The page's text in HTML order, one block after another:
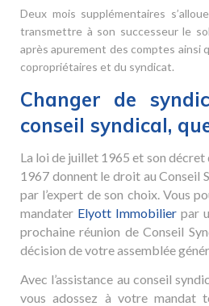
Deux mois supplémentaires
transmettre à son successeur le
après apurement des comptes ainsi
copropriétaires et du syndicat.
Changer de
conseil syndical,
La loi de juillet 1965 et son décret
1967 donnent le droit au Conseil
par l’expert de son choix. Vous
mandater Elyott Immobilierpar
prochaine réunion de Conseil
décision de votre assemblée
Avec l’assistance au conseil
vous adossez à votre mandat